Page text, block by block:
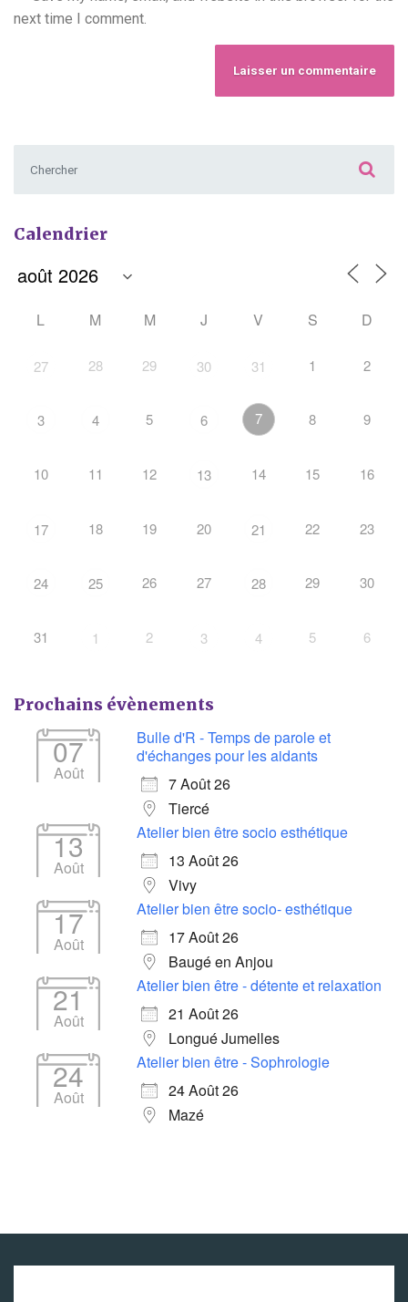
next time I comment.
Calendrier
L M M J V S D
27 28 29 30 31 1 2
3 4 5 6 7 8 9
10 11 12 13 14 15 16
17 18 19 20 21 22 23
24 25 26 27 28 29 30
31 1 2 3 4 5 6
Prochains évènements
07
Août
Bulle d'R - Temps de parole et
d'échanges pour les aidants
7 Août 26
Tiercé
13
Août
Atelier bien être socio esthétique
13 Août 26
Vivy
17
Août
Atelier bien être socio- esthétique
17 Août 26
Baugé en Anjou
21
Août
Atelier bien être - détente et relaxation
21 Août 26
Longué Jumelles
24
Août
Atelier bien être - Sophrologie
24 Août 26
Mazé